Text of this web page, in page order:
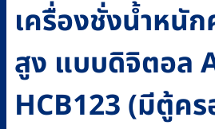
เครื่องชั่งน้ำหนัก
สูง แบบดิจิตอล
HCB123 (มีตู้ค